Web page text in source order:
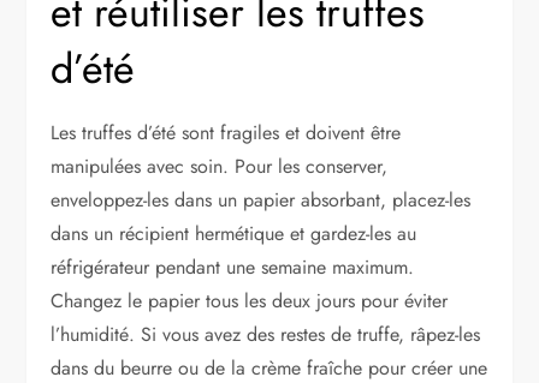
et réutiliser les truffes
d’été
Les truffes d’été sont fragiles et doivent être
manipulées avec soin. Pour les conserver,
enveloppez-les dans un papier absorbant, placez-les
dans un récipient hermétique et gardez-les au
réfrigérateur pendant une semaine maximum.
Changez le papier tous les deux jours pour éviter
l’humidité. Si vous avez des restes de truffe, râpez-les
dans du beurre ou de la crème fraîche pour créer une